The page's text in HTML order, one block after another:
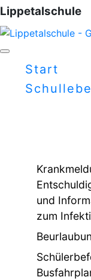
Lippetalschule
Start
und
zum